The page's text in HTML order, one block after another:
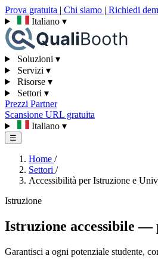
Prova gratuita | Chi siamo | Richiedi
Italiano ▾
Soluzioni ▾
Servizi ▾
Risorse ▾
Settori ▾
Prezzi Partner
Scansione URL gratuita
Italiano ▾
☰
Home /
Settori /
Accessibilità per Istruzione e
Istruzione
Istruzione accessibile —
Garantisci a ogni potenziale studente,